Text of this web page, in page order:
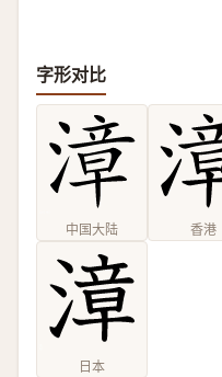
字形对比
中国大陆 香港
日本